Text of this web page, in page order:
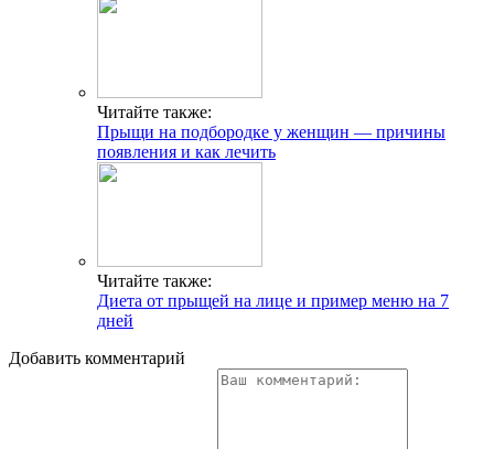
Читайте также:
Прыщи на подбородке у женщин — причины
появления и как лечить
Читайте также:
Диета от прыщей на лице и пример меню на 7
дней
Добавить комментарий